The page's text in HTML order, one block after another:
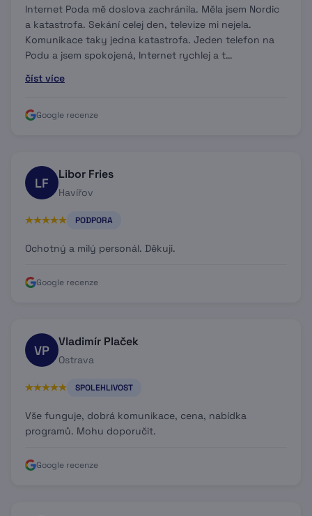
Internet Poda mě doslova zachránila. Měla jsem Nordic
a katastrofa. Sekání celej den, televize mi nejela.
Komunikace taky jedna katastrofa. Jeden telefon na
Podu a jsem spokojená, Internet rychlej a t…
číst více
Google recenze
LF
Libor Fries
Havířov
PODPORA
Ochotný a milý personál. Děkuji.
Google recenze
VP
Vladimír Plaček
Ostrava
SPOLEHLIVOST
Vše funguje, dobrá komunikace, cena, nabídka
programů. Mohu doporučit.
Google recenze